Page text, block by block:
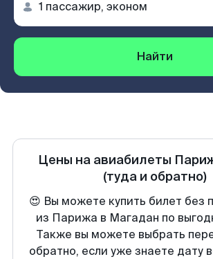
Найти
Цены на авиабилеты
(туда и обратно)
😍 Вы можете купить билет без
из Парижа в Магадан по
Также вы можете выбрать
обратно, если уже знаете дату